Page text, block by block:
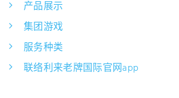
产品展示
集团游戏
服务种类
联络利来老牌国际官网app